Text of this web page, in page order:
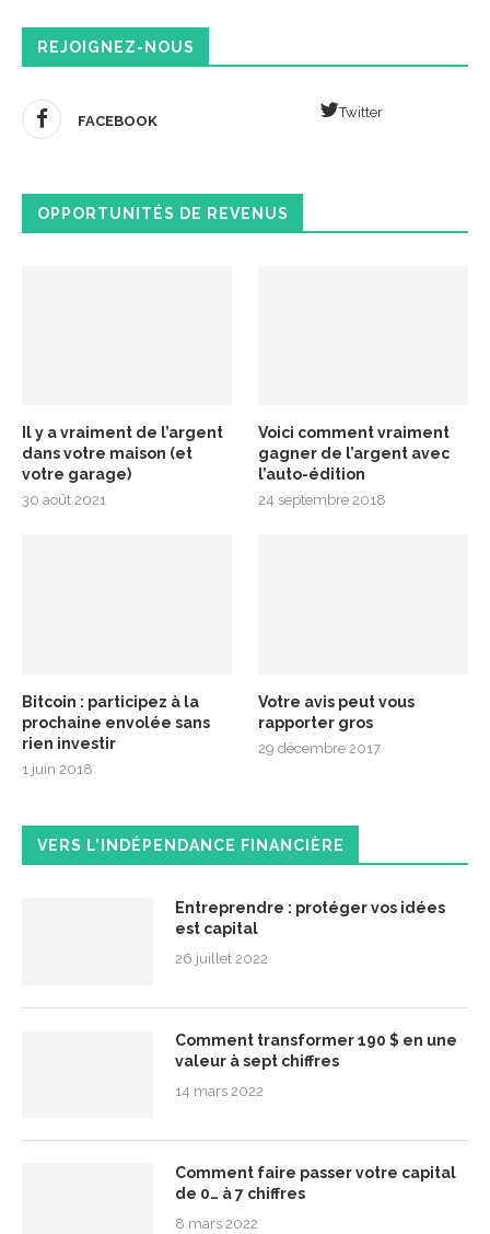
REJOIGNEZ-NOUS
FACEBOOK
Twitter
OPPORTUNITÉS DE REVENUS
Il y a vraiment de l’argent
dans votre maison (et
votre garage)
30 août 2021
Voici comment vraiment
gagner de l’argent avec
l’auto-édition
24 septembre 2018
Bitcoin : participez à la
prochaine envolée sans
rien investir
1 juin 2018
Votre avis peut vous
rapporter gros
29 décembre 2017
VERS L’INDÉPENDANCE FINANCIÈRE
Entreprendre : protéger vos idées
est capital
26 juillet 2022
Comment transformer 190 $ en une
valeur à sept chiffres
14 mars 2022
Comment faire passer votre capital
de 0… à 7 chiffres
8 mars 2022